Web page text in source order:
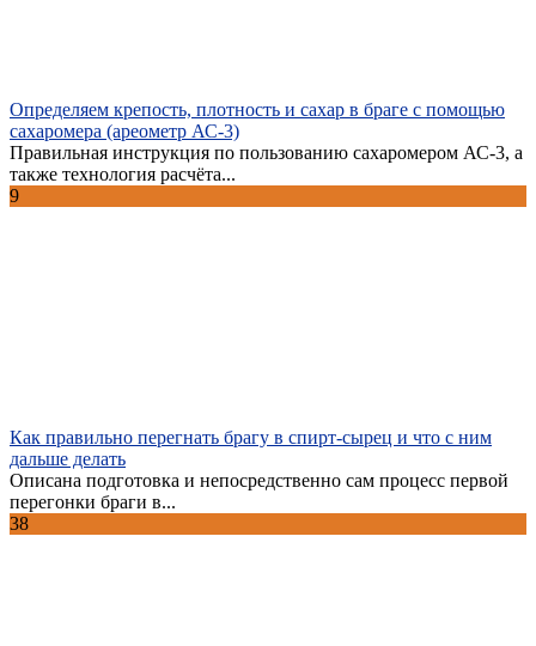
Определяем крепость, плотность и сахар в браге с помощью
сахаромера (ареометр АС-3)
Правильная инструкция по пользованию сахаромером АС-3, а
также технология расчёта...
9
Как правильно перегнать брагу в спирт-сырец и что с ним
дальше делать
Описана подготовка и непосредственно сам процесс первой
перегонки браги в...
38